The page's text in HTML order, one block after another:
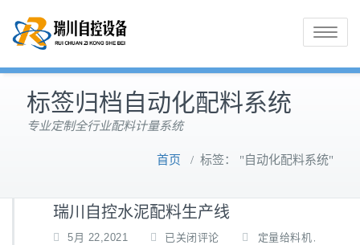
Toggle
标签归档自动化配料系统
专业定制全行业配料计量系统
首页 / 标签： "自动化配料系统"
瑞川自控水泥配料生产线
5月 22,2021
瑞
已关闭评论 定量给料机